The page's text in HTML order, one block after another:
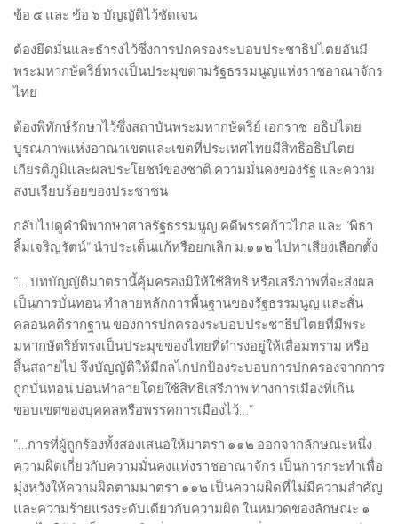
ข้อ ๕ และ ข้อ ๖ บัญญัติไว้ชัดเจน
ต้องยึดมั่นและธำรงไว้ซึ่งการปกครองระบอบประชาธิปไตยอันมี
พระมหากษัตริย์ทรงเป็นประมุขตามรัฐธรรมนูญแห่งราชอาณาจักร
ไทย
ต้องพิทักษ์รักษาไว้ซึ่งสถาบันพระมหากษัตริย์ เอกราช อธิปไตย
บูรณภาพแห่งอาณาเขตและเขตที่ประเทศไทยมีสิทธิอธิปไตย
เกียรติภูมิและผลประโยชน์ของชาติ ความมั่นคงของรัฐ และความ
สงบเรียบร้อยของประชาชน
กลับไปดูคำพิพากษาศาลรัฐธรรมนูญ คดีพรรคก้าวไกล และ “พิธา
ลิ้มเจริญรัตน์” นำประเด็นแก้หรือยกเลิก ม.๑๑๒ ไปหาเสียงเลือกตั้ง
“… บทบัญญัติมาตรานี้คุ้มครองมิให้ใช้สิทธิ หรือเสรีภาพที่จะส่งผล
เป็นการบั่นทอน ทำลายหลักการพื้นฐานของรัฐธรรมนูญ และสั่น
คลอนคติรากฐาน ของการปกครองระบอบประชาธิปไตยที่มีพระ
มหากษัตริย์ทรงเป็นประมุขของไทยที่ดำรงอยู่​ให้เสื่อมทราม หรือ
สิ้นสลายไป จึงบัญญัติให้มีกลไกปกป้องระบอบการปกครองจากการ
ถูกบั่นทอน บ่อนทำลายโดยใช้สิทธิเสรีภาพ ทางการเมืองที่เกิน
ขอบเขตของบุคคลหรือพรรคการเมืองไว้…”
“…การที่ผู้ถูกร้องทั้งสองเสนอให้มาตรา ๑๑๒ ออกจากลักษณะหนึ่ง
ความผิดเกี่ยวกับความมั่นคงแห่งราชอาณาจักร เป็นการกระทำเพื่อ
มุ่งหวังให้ความผิดตามมาตรา ๑๑๒ เป็นความผิดที่ไม่มีความสำคัญ
และความร้ายแรงระดับเดียวกับความผิด ในหมวดของลักษณะ ๑